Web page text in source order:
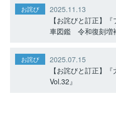
お詫び
2025.11.13
【お詫びと訂正】
車図鑑 令和復刻増
お詫び
2025.07.15
【お詫びと訂正】
Vol.32』